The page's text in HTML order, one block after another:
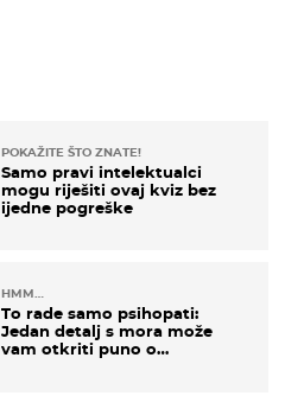
POKAŽITE ŠTO ZNATE!
Samo pravi intelektualci
mogu riješiti ovaj kviz bez
ijedne pogreške
HMM…
To rade samo psihopati:
Jedan detalj s mora može
vam otkriti puno o